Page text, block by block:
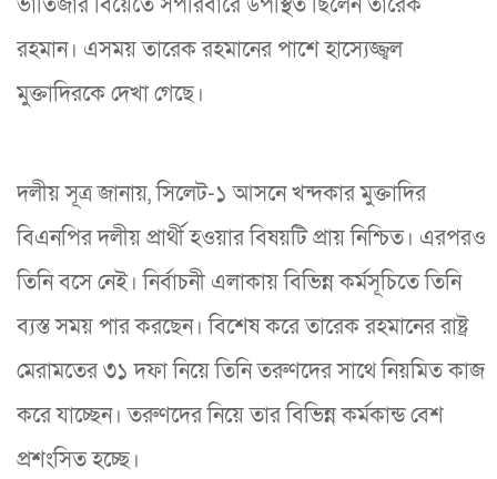
রহমান। এসময় তারেক রহমানের পাশে হাস্যেজ্জ্বল
মুক্তাদিরকে দেখা গেছে।
দলীয় সূত্র জানায়, সিলেট-১ আসনে খন্দকার মুক্তাদির
বিএনপির দলীয় প্রার্থী হওয়ার বিষয়টি প্রায় নিশ্চিত। এরপরও
তিনি বসে নেই। নির্বাচনী এলাকায় বিভিন্ন কর্মসূচিতে তিনি
ব্যস্ত সময় পার করছেন। বিশেষ করে তারেক রহমানের রাষ্ট্র
মেরামতের ৩১ দফা নিয়ে তিনি তরুণদের সাথে নিয়মিত কাজ
করে যাচ্ছেন। তরুণদের নিয়ে তার বিভিন্ন কর্মকান্ড বেশ
প্রশংসিত হচ্ছে।